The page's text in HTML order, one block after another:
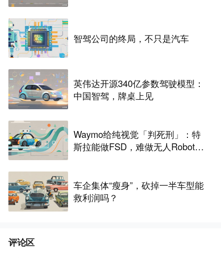
智驾公司的终局，不只是汽车
英伟达开源340亿参数驾驶模型：
中国智驾，牌桌上见
Waymo给纯视觉「判死刑」：特
斯拉能做FSD，难做无人Robota
车企集体“瘦身”，砍掉一半车型能
救利润吗？
评论区